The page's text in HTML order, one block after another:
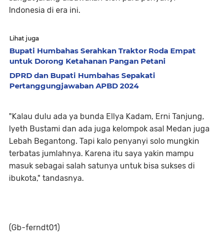
Indonesia di era ini.
Lihat juga
Bupati Humbahas Serahkan Traktor Roda Empat
untuk Dorong Ketahanan Pangan Petani
DPRD dan Bupati Humbahas Sepakati
Pertanggungjawaban APBD 2024
"Kalau dulu ada ya bunda Ellya Kadam, Erni Tanjung,
Iyeth Bustami dan ada juga kelompok asal Medan juga
Lebah Begantong. Tapi kalo penyanyi solo mungkin
terbatas jumlahnya. Karena itu saya yakin mampu
masuk sebagai salah satunya untuk bisa sukses di
ibukota," tandasnya.
(Gb-ferndt01)